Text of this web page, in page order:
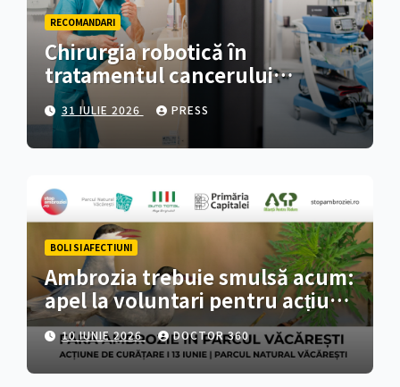
RECOMANDARI
Chirurgia robotică în
tratamentul cancerului
colorectal
31 IULIE 2026 PRESS
BOLI SI AFECTIUNI
Ambrozia trebuie smulsă acum:
apel la voluntari pentru acțiune
de curățare în Parcul Natural
Văcărești
10 IUNIE 2026 DOCTOR 360